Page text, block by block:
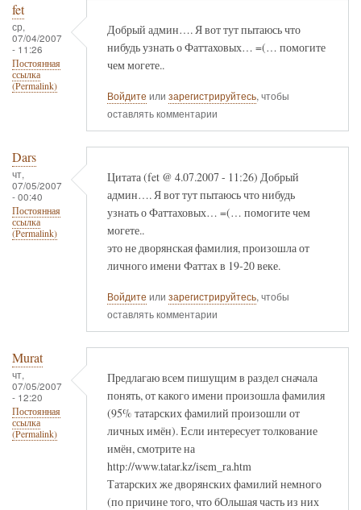
fet
ср,
07/04/2007
- 11:26
Постоянная
ссылка
(Permalink)
Добрый админ…. Я вот тут пытаюсь что
нибудь узнать о Фаттаховых… =(… помогите
чем могете..
Войдите или зарегистрируйтесь, чтобы
оставлять комментарии
Dars
чт,
07/05/2007
- 00:40
Постоянная
ссылка
(Permalink)
Цитата (fet @ 4.07.2007 - 11:26) Добрый
админ…. Я вот тут пытаюсь что нибудь
узнать о Фаттаховых… =(… помогите чем
могете..
это не дворянская фамилия, произошла от
личного имени Фаттах в 19-20 веке.
Войдите или зарегистрируйтесь, чтобы
оставлять комментарии
Murat
чт,
07/05/2007
- 12:20
Постоянная
ссылка
(Permalink)
Предлагаю всем пишущим в раздел сначала
понять, от какого имени произошла фамилия
(95% татарских фамилий произошли от
личных имён). Если интересует толкование
имён, смотрите на
http://www.tatar.kz/isem_ra.htm
Татарских же дворянских фамилий немного
(по причине того, что бОльшая часть из них